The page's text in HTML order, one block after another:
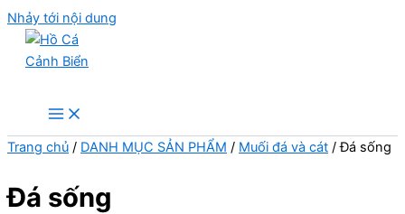
Nhảy tới nội dung
Trang chủ / DANH MỤC SẢN PHẨM / Muối đá và cát / Đá sống
Đá sống